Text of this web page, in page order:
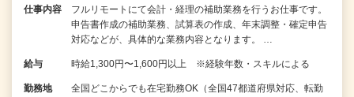
仕事内容
フルリモートにて会計・経理の補助業務を行うお仕事です。
申告書作成の補助業務、試算表の作成、年末調整・確定申告
対応などが、具体的な業務内容となります。 …
給与 時給1,300円〜1,600円以上 ※経験年数・スキルによる
勤務地
全国どこからでも在宅勤務OK（全国47都道府県対応、転勤